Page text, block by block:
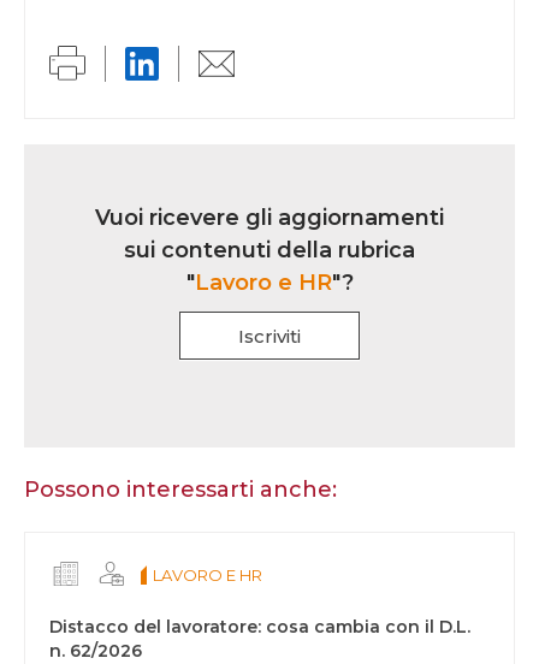
iscrizioneVuoi ricevere gli aggiornamenti
sui contenuti della rubrica
"Lavoro e HR"?
Iscriviti
essere
questo
campo
Possono interessarti anche:
LAVORO E HR
Distacco del lavoratore: cosa cambia con il D.L.
n. 62/2026